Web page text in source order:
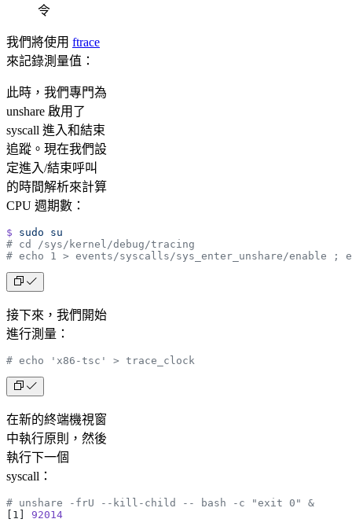
令
我們將使用 ftrace
來記錄測量值：
此時，我們專門為
unshare 啟用了
syscall 進入和結束
追蹤。現在我們設
定進入/結束呼叫
的時間解析來計算
CPU 週期數：
$ sudo su
# cd /sys/kernel/debug/tracing
# echo 1 > events/syscalls/sys_enter_unshare/enable ;
接下來，我們開始
進行測量：
# echo 'x86-tsc' > trace_clock
在新的終端機視窗
中執行原則，然後
執行下一個
syscall：
# unshare -frU --kill-child -- bash -c "exit 0" &
[1] 92014